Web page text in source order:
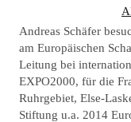
U
T
H
O
R
Andreas Schäfer
am Europäischen
Leitung bei
EXPO2000, für die
Ruhrgebiet, Else-
Stiftung u.a. 2014